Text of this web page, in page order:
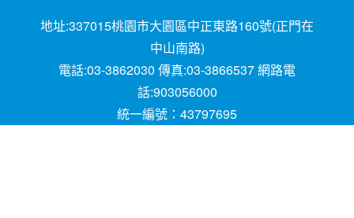
地址:337015桃園市大園區中正東路160號(正門在
中山南路)
電話:03-3862030 傳真:03-3866537 網路電
話:903056000
統一編號：43797695